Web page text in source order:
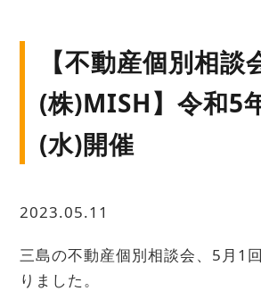
【不動産個別相談
(株)MISH】令和5
(水)開催
2023.05.11
三島の不動産個別相談会、5月1
りました。